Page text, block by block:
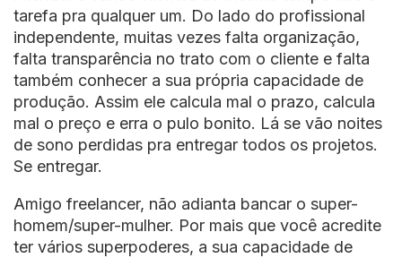
tarefa pra qualquer um. Do lado do profissional
independente, muitas vezes falta organização,
falta transparência no trato com o cliente e falta
também conhecer a sua própria capacidade de
produção. Assim ele calcula mal o prazo, calcula
mal o preço e erra o pulo bonito. Lá se vão noites
de sono perdidas pra entregar todos os projetos.
Se entregar.
Amigo freelancer, não adianta bancar o super-
homem/super-mulher. Por mais que você acredite
ter vários superpoderes, a sua capacidade de